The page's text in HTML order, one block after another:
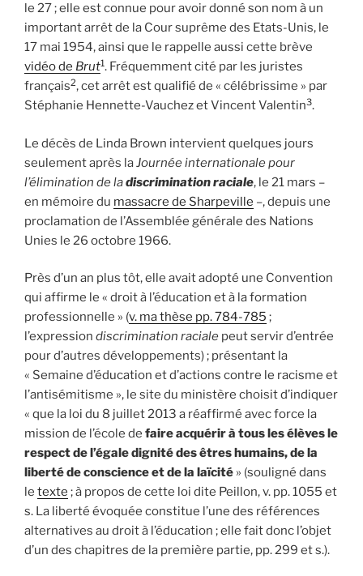
le 27 ; elle est connue pour avoir donné son nom à un
important arrêt de la Cour suprême des Etats-Unis, le
17 mai 1954, ainsi que le rappelle aussi cette brève
vidéo de Brut1. Fréquemment cité par les juristes
français2, cet arrêt est qualifié de « célébrissime » par
Stéphanie Hennette-Vauchez et Vincent Valentin3.
Le décès de Linda Brown intervient quelques jours
seulement après laJournée internationale pour
l’élimination de ladiscrimination raciale, le 21 mars –
en mémoire du massacre de Sharpeville –, depuis une
proclamation de l’Assemblée générale des Nations
Unies le 26 octobre 1966.
Près d’un an plus tôt, elle avait adopté une Convention
qui affirme le « droit à l’éducation et à la formation
professionnelle » (v. ma thèse pp. 784-785 ;
l’expression discrimination raciale peut servir d’entrée
pour d’autres développements) ; présentant la
« Semaine d’éducation et d’actions contre le racisme et
l’antisémitisme », le site du ministère choisit d’indiquer
« que la loi du 8 juillet 2013 a réaffirmé avec force la
mission de l’école de faire acquérir à tous les élèves le
respect de l’égale dignité des êtres humains, de la
liberté de conscience et de la laïcité » (souligné dans
le texte ; à propos de cette loi dite Peillon, v. pp. 1055 et
s. La liberté évoquée constitue l’une des références
alternatives au droit à l’éducation ; elle fait donc l’objet
d’un des chapitres de la première partie, pp. 299 et s.).